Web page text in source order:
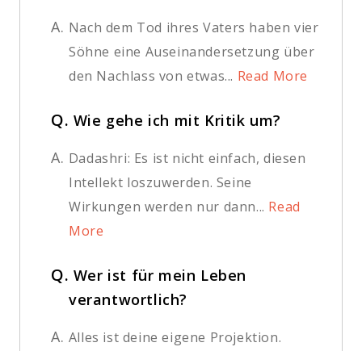
A. Nach dem Tod ihres Vaters haben vier
Söhne eine Auseinandersetzung über
den Nachlass von etwas... Read More
Q. Wie gehe ich mit Kritik um?
A. Dadashri: Es ist nicht einfach, diesen
Intellekt loszuwerden. Seine
Wirkungen werden nur dann... Read
More
Q. Wer ist für mein Leben
verantwortlich?
A. Alles ist deine eigene Projektion.